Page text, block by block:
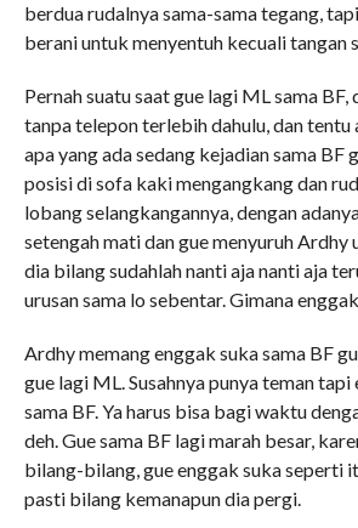
berdua rudalnya sama-sama tegang,
berani untuk menyentuh kecuali tangan
Pernah suatu saat gue lagi ML sama
tanpa telepon terlebih dahulu, dan tentu
apa yang ada sedang kejadian sama BF
posisi di sofa kaki mengangkang dan
lobang selangkangannya, dengan
setengah mati dan gue menyuruh Ardhy
dia bilang sudahlah nanti aja nanti aja
urusan sama lo sebentar. Gimana
Ardhy memang enggak suka sama BF
gue lagi ML. Susahnya punya teman
sama BF. Ya harus bisa bagi waktu
deh. Gue sama BF lagi marah besar,
bilang-bilang, gue enggak suka seperti
pasti bilang kemanapun dia pergi.